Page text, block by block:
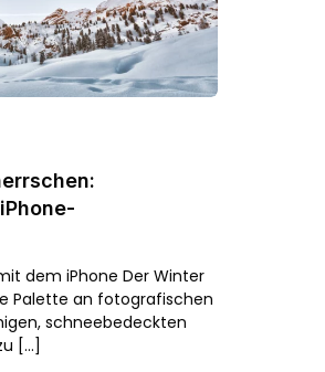
dem iPhone Der Winter
Palette an fotografischen
schneebedeckten
[…]